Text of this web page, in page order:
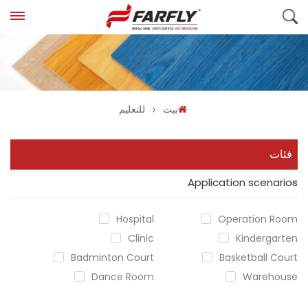
بيت للتعليم
فئات
Application scenarios
Hospital
Operation Room
Clinic
Kindergarten
Badminton Court
Basketball Court
Dance Room
Warehouse